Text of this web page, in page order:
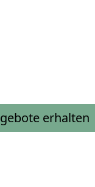
erhalten